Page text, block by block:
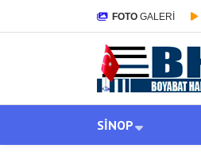
FOTO GALERİ
SINOP